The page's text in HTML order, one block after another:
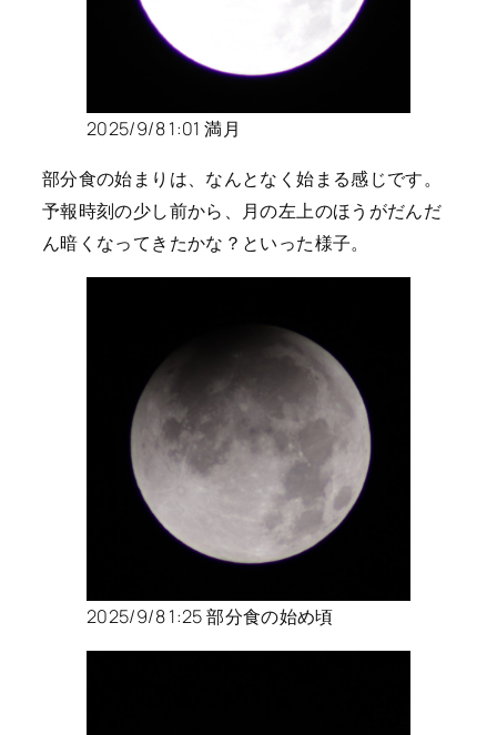
2025/9/8 1:01 満月
部分食の始まりは、なんとなく始まる感じです。
予報時刻の少し前から、月の左上のほうがだんだ
ん暗くなってきたかな？といった様子。
2025/9/8 1:25 部分食の始め頃